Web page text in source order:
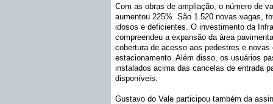
Com as obras de ampliação, o número de
aumentou 225%. São 1.520 novas vagas,
idosos e deficientes. O investimento da
compreendeu a expansão da área
cobertura de acesso aos pedestres e
estacionamento. Além disso, os usuários
instalados acima das cancelas de entrada
disponíveis.
Gustavo do Vale participou também da